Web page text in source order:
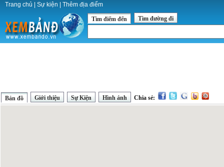
Trang chủ Sự kiện Thêm địa điểm
Tìm điểm đến Tìm đường đi
Bản đồ Giới thiệu Sự Kiện Hình ảnh Chia sẻ: